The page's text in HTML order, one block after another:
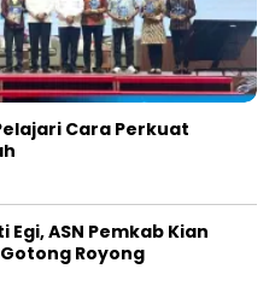
Cara Perkuat
ASN Pemkab Kian
Royong